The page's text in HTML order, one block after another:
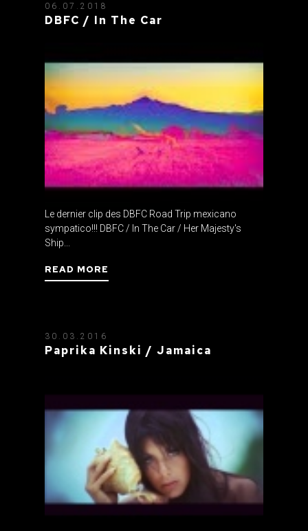
06.07.2018
DBFC / In The Car
Le dernier clip des DBFC Road Trip mexicano
sympatico!!! DBFC / In The Car / Her Majesty's
Ship...
READ MORE
30.03.2016
Paprika Kinski / Jamaica